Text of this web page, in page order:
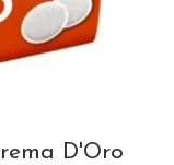
D'Oro